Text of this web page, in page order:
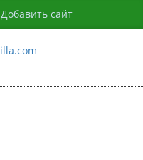
Добавить сайт